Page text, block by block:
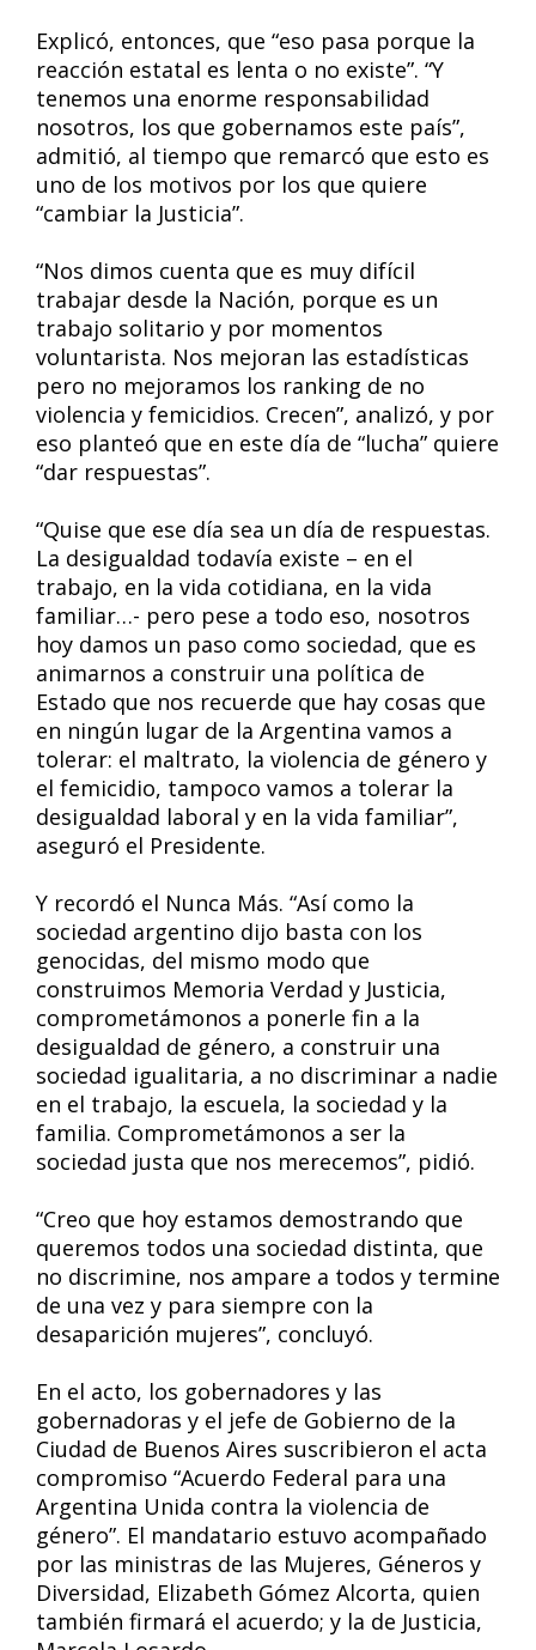
Explicó, entonces, que “eso pasa porque la
reacción estatal es lenta o no existe”. “Y
tenemos una enorme responsabilidad
nosotros, los que gobernamos este país”,
admitió, al tiempo que remarcó que esto es
uno de los motivos por los que quiere
“cambiar la Justicia”.
“Nos dimos cuenta que es muy difícil
trabajar desde la Nación, porque es un
trabajo solitario y por momentos
voluntarista. Nos mejoran las estadísticas
pero no mejoramos los ranking de no
violencia y femicidios. Crecen”, analizó, y por
eso planteó que en este día de “lucha” quiere
“dar respuestas”.
“Quise que ese día sea un día de respuestas.
La desigualdad todavía existe – en el
trabajo, en la vida cotidiana, en la vida
familiar…- pero pese a todo eso, nosotros
hoy damos un paso como sociedad, que es
animarnos a construir una política de
Estado que nos recuerde que hay cosas que
en ningún lugar de la Argentina vamos a
tolerar: el maltrato, la violencia de género y
el femicidio, tampoco vamos a tolerar la
desigualdad laboral y en la vida familiar”,
aseguró el Presidente.
Y recordó el Nunca Más. “Así como la
sociedad argentino dijo basta con los
genocidas, del mismo modo que
construimos Memoria Verdad y Justicia,
comprometámonos a ponerle fin a la
desigualdad de género, a construir una
sociedad igualitaria, a no discriminar a nadie
en el trabajo, la escuela, la sociedad y la
familia. Comprometámonos a ser la
sociedad justa que nos merecemos”, pidió.
“Creo que hoy estamos demostrando que
queremos todos una sociedad distinta, que
no discrimine, nos ampare a todos y termine
de una vez y para siempre con la
desaparición mujeres”, concluyó.
En el acto, los gobernadores y las
gobernadoras y el jefe de Gobierno de la
Ciudad de Buenos Aires suscribieron el acta
compromiso “Acuerdo Federal para una
Argentina Unida contra la violencia de
género”. El mandatario estuvo acompañado
por las ministras de las Mujeres, Géneros y
Diversidad, Elizabeth Gómez Alcorta, quien
también firmará el acuerdo; y la de Justicia,